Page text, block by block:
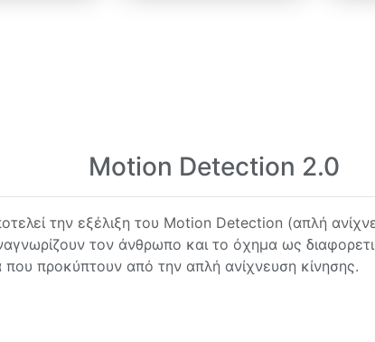
Motion Detection 2.0
την εξέλιξη του Motion Detection (απλή
τον άνθρωπο και το όχημα ως
προκύπτουν από την απλή ανίχνευση κίνησης.